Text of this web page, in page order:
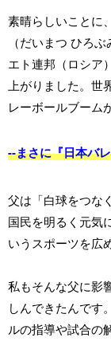
素晴らしいことに
（だいまつ ひろ
エト連邦（ロシア
上がりました。世
レーボールブーム
--まさに『日本バ
父は「白球をつな
国民を明るく元気
いうスポーツを広
私もそんな父に影
しんできたんです
ルの指導や試合の